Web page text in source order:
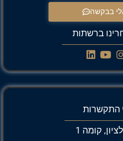
בבקשה
ברשתות
התקשרות